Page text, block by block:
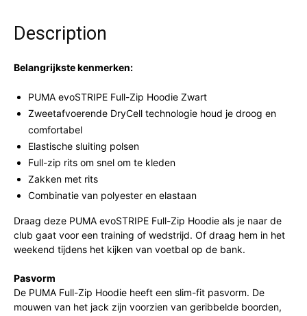
Description
Belangrijkste kenmerken:
PUMA evoSTRIPE Full-Zip Hoodie Zwart
Zweetafvoerende DryCell technologie houd je droog en
comfortabel
Elastische sluiting polsen
Full-zip rits om snel om te kleden
Zakken met rits
Combinatie van polyester en elastaan
Draag deze PUMA evoSTRIPE Full-Zip Hoodie als je naar de
club gaat voor een training of wedstrijd. Of draag hem in het
weekend tijdens het kijken van voetbal op de bank.
Pasvorm
De PUMA Full-Zip Hoodie heeft een slim-fit pasvorm. De
mouwen van het jack zijn voorzien van geribbelde boorden,